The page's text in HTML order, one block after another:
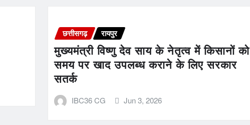
छत्तीसगढ़ रायपुर
मुख्यमंत्री विष्णु देव साय के नेतृत्व में किसानों को
समय पर खाद उपलब्ध कराने के लिए सरकार
सतर्क
IBC36 CG Jun 3, 2026